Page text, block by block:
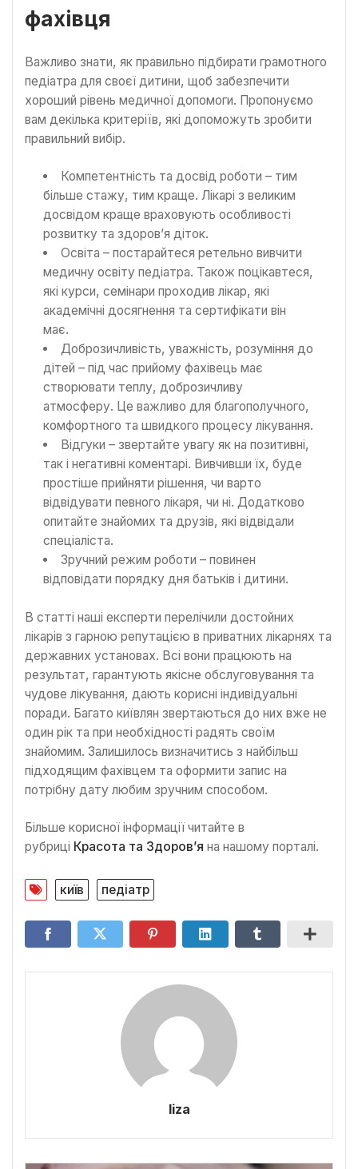
фахівця
Важливо знати, як правильно підбирати грамотного
педіатра для своєї дитини, щоб забезпечити
хороший рівень медичної допомоги. Пропонуємо
вам декілька критеріїв, які допоможуть зробити
правильний вибір.
Компетентність та досвід роботи – тим
більше стажу, тим краще. Лікарі з великим
досвідом краще враховують особливості
розвитку та здоров’я діток.
Освіта – постарайтеся ретельно вивчити
медичну освіту педіатра. Також поцікавтеся,
які курси, семінари проходив лікар, які
академічні досягнення та сертифікати він
має.
Доброзичливість, уважність, розуміння до
дітей – під час прийому фахівець має
створювати теплу, доброзичливу
атмосферу. Це важливо для благополучного,
комфортного та швидкого процесу лікування.
Відгуки – звертайте увагу як на позитивні,
так і негативні коментарі. Вивчивши їх, буде
простіше прийняти рішення, чи варто
відвідувати певного лікаря, чи ні. Додатково
опитайте знайомих та друзів, які відвідали
спеціаліста.
Зручний режим роботи – повинен
відповідати порядку дня батьків і дитини.
В статті наші експерти перелічили достойних
лікарів з гарною репутацією в приватних лікарнях та
державних установах. Всі вони працюють на
результат, гарантують якісне обслуговування та
чудове лікування, дають корисні індивідуальні
поради. Багато київлян звертаються до них вже не
один рік та при необхідності радять своїм
знайомим. Залишилось визначитись з найбільш
підходящим фахівцем та оформити запис на
потрібну дату любим зручним способом.
Більше корисної інформації читайте в
рубриці Красота та Здоров’я на нашому порталі.
київ педіатр
liza